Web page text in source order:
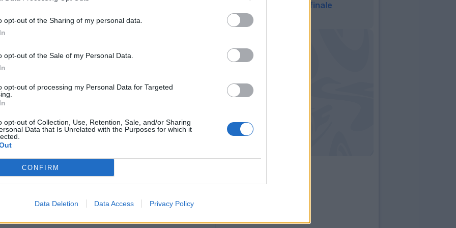
opt-out of the Sharing of my personal data.
opt-out of the Sale of my Personal Data.
opt-out of processing my Personal Data for Targeted
opt-out of Collection, Use, Retention, Sale, and/or Sharing
Data that Is Unrelated with the Purposes for which it
CONFIRM
Data Deletion Data Access Privacy Policy
dallo staff medico. Si è così reso necessario
ha invitato i tifosi a evitare simili gesti mentre
di Mandas
arbitri e compagni di squadra circa
regolarmente il gioco.
Sanchez Rey nel finale
23:42